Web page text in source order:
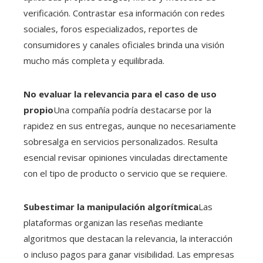
verificación. Contrastar esa información con redes
sociales, foros especializados, reportes de
consumidores y canales oficiales brinda una visión
mucho más completa y equilibrada.
No evaluar la relevancia para el caso de uso
propioUna compañía podría destacarse por la
rapidez en sus entregas, aunque no necesariamente
sobresalga en servicios personalizados. Resulta
esencial revisar opiniones vinculadas directamente
con el tipo de producto o servicio que se requiere.
Subestimar la manipulación algorítmicaLas
plataformas organizan las reseñas mediante
algoritmos que destacan la relevancia, la interacción
o incluso pagos para ganar visibilidad. Las empresas